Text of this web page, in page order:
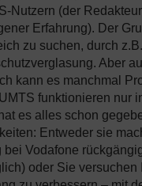
Nutzern (der
Erfahrung). Der
zu suchen, durch
Aber
kann es manchmal
funktionieren nur
es alles schon
Entweder sie
bei Vodafone
oder Sie versuchen